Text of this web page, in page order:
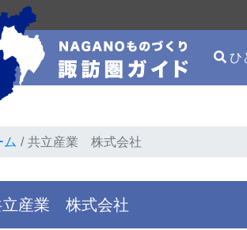
ひ
ム 共立産業 株式会社
立産業 株式会社